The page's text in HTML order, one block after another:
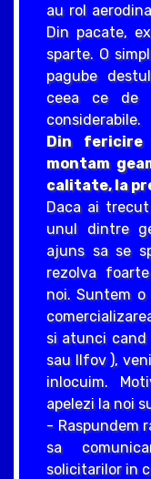
au rol
Din pacate,
sparte. O
pagube
ceea ce de
considerabile.
Din fericire
montam
calitate, la
Daca ai
unul dintre
ajuns sa se
rezolva
noi. Suntem
si atunci cand
sau Ilfov ),
inlocuim.
apelezi la noi
- Raspundem
sa
solicitarilor in